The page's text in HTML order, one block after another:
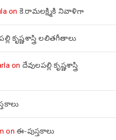
on కె.రామలక్ష్మికి నివాళిగా
కృష్ణశాస్త్రి లలితగీతాలు
on దేవులపల్లి కృష్ణశాస్త్రి
onఈ-పుస్తకాలు